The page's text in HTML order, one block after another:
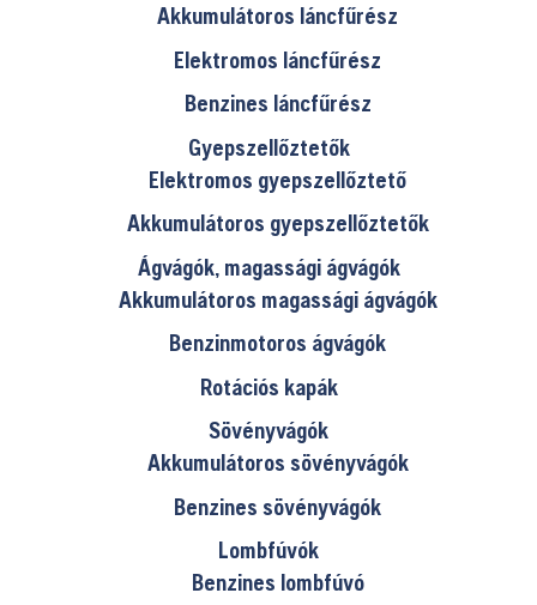
Akkumulátoros láncfűrész
Elektromos láncfűrész
Benzines láncfűrész
Gyepszellőztetők
Elektromos gyepszellőztető
Akkumulátoros gyepszellőztetők
Ágvágók, magassági ágvágók
Akkumulátoros magassági ágvágók
Benzinmotoros ágvágók
Rotációs kapák
Sövényvágók
Akkumulátoros sövényvágók
Benzines sövényvágók
Lombfúvók
Benzines lombfúvó